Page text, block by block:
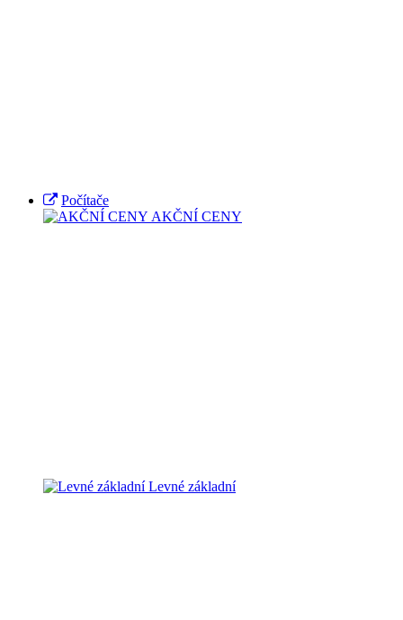
Počítače
AKČNÍ CENY
Levné základní